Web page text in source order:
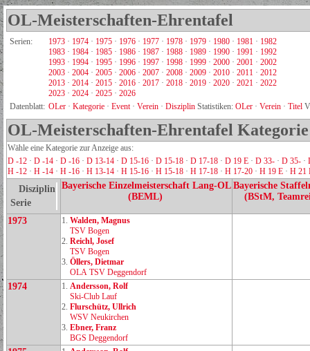
OL-Meisterschaften-Ehrentafel
Serien: 1973 · 1974 · 1975 · 1976 · 1977 · 1978 · 1979 · 1980 · 1981 · 1982
1983 · 1984 · 1985 · 1986 · 1987 · 1988 · 1989 · 1990 · 1991 · 1992
1993 · 1994 · 1995 · 1996 · 1997 · 1998 · 1999 · 2000 · 2001 · 2002
2003 · 2004 · 2005 · 2006 · 2007 · 2008 · 2009 · 2010 · 2011 · 2012
2013 · 2014 · 2015 · 2016 · 2017 · 2018 · 2019 · 2020 · 2021 · 2022
2023 · 2024 · 2025 · 2026
Datenblatt: OLer · Kategorie · Event· Verein · Disziplin Statistiken: OLer · Verein · Titel
OL-Meisterschaften-Ehrentafel
Wähle eine Kategorie zur Anzeige aus:
D -12 · D -14 · D -16 · D 13-14 · D 15-16 · D 15-18 · D 17-18 · D 19 E · D 33- · D 35- ·
H -12 · H -14 · H -16 · H 13-14 · H 15-16 · H 15-18 · H 17-18 · H 17-20 · H 19 E · H 21
Disziplin
Serie
Bayerische Einzelmeisterschaft Lang-OL
(BEML)
Bayerische
(BStM,
1973 1. Walden, Magnus
TSV Bogen
2. Reichl, Josef
TSV Bogen
3. Öllers, Dietmar
OLA TSV Deggendorf
1974 1. Andersson, Rolf
Ski‑Club Lauf
2. Flurschütz, Ullrich
WSV Neukirchen
3. Ebner, Franz
BGS Deggendorf